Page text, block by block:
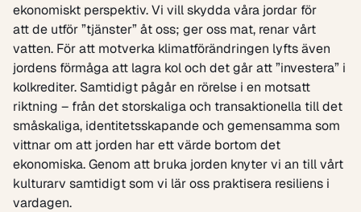
ekonomiskt perspektiv. Vi vill skydda våra jordar för
att de utför ”tjänster” åt oss; ger oss mat, renar vårt
vatten. För att motverka klimatförändringen lyfts även
jordens förmåga att lagra kol och det går att ”investera” i
kolkrediter. Samtidigt pågår en rörelse i en motsatt
riktning – från det storskaliga och transaktionella till det
småskaliga, identitetsskapande och gemensamma som
vittnar om att jorden har ett värde bortom det
ekonomiska. Genom att bruka jorden knyter vi an till vårt
kulturarv samtidigt som vi lär oss praktisera resiliens i
vardagen.